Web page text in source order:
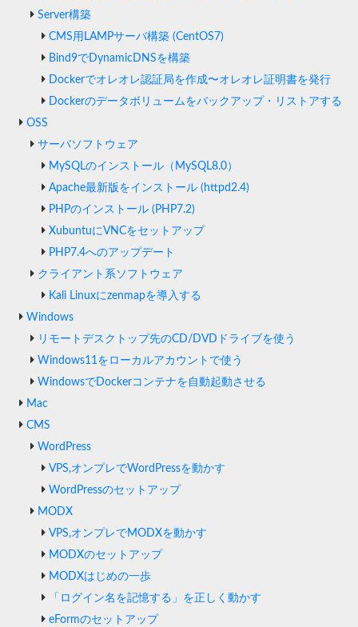
Server構築
CMS用LAMPサーバ構築 (CentOS7)
Bind9でDynamicDNSを構築
Dockerでオレオレ認証局を作成〜オレオレ証明書を発行
Dockerのデータボリュームをバックアップ・リストアする
OSS
サーバソフトウェア
MySQLのインストール（MySQL8.0）
Apache最新版をインストール (httpd2.4)
PHPのインストール (PHP7.2)
XubuntuにVNCをセットアップ
PHP7.4へのアップデート
クライアント系ソフトウェア
Kali Linuxにzenmapを導入する
Windows
リモートデスクトップ先のCD/DVDドライブを使う
Windows11をローカルアカウントで使う
WindowsでDockerコンテナを自動起動させる
Mac
CMS
WordPress
VPS,オンプレでWordPressを動かす
WordPressのセットアップ
MODX
VPS,オンプレでMODXを動かす
MODXのセットアップ
MODXはじめの一歩
「ログイン名を記憶する」を正しく動かす
eFormのセットアップ